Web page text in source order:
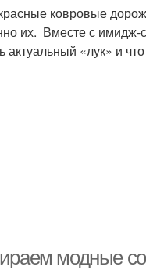
ковровые
их. Вместе с имидж-
«лук» и
модные